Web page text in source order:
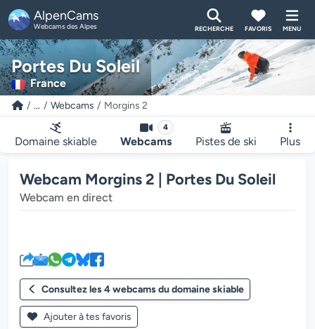
AlpenCams
Webcams des Alpes RECHERCHE FAVORIS MENU
Portes Du Soleil
France
... Webcams Morgins 2
Domaine skiable
4
Webcams Pistes de ski Plus
Webcam Morgins 2 | Portes Du Soleil
Webcam en direct
Consultez les 4 webcams du domaine skiable
Ajouter à tes favoris